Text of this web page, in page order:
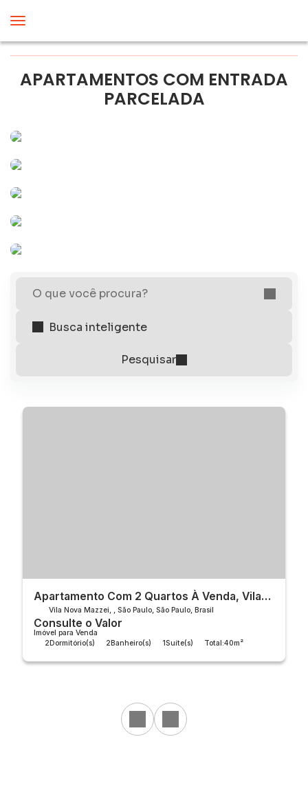
APARTAMENTOS COM ENTRADA
PARCELADA
O que você procura?
Apartamento Com 2 Quartos À Venda, Vila
Nova Mazzei - São Paulo
Vila Nova Mazzei São Paulo São Paulo Brasil
2Dormitório(s) 2Banheiro(s) 1Suíte(s) Total:40m²
Consulte o Valor
Imóvel para Venda